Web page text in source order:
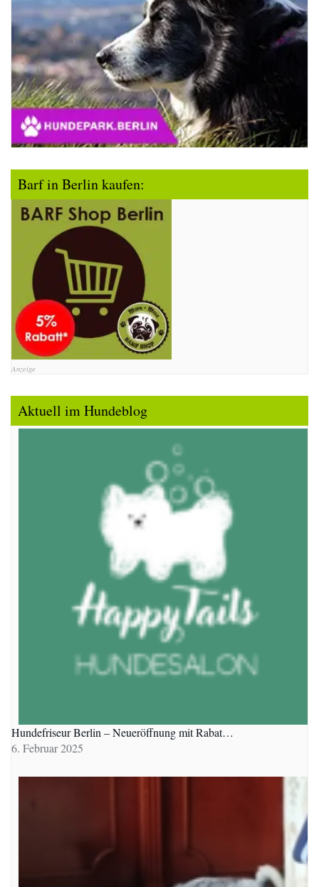
Barf in Berlin kaufen:
Anzeige
Aktuell im Hundeblog
Hundefriseur Berlin – Neueröffnung mit Rabat…
6. Februar 2025